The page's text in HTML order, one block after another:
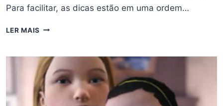
Para facilitar, as dicas estão em uma ordem…
LER MAIS SOMA
E
TRUQUES
PARA
ZERAR
O